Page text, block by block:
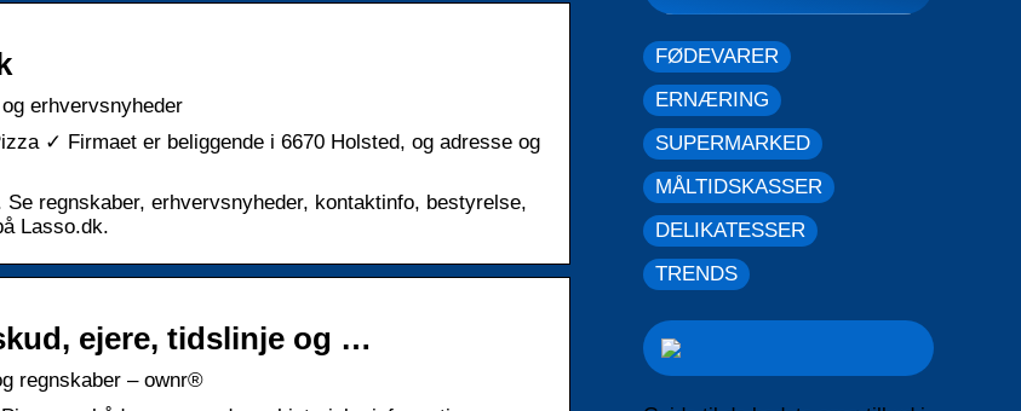
erhvervsnyheder
✓ Firmaet er beliggende i 6670 Holsted, og adresse og
regnskaber, erhvervsnyheder, kontaktinfo, bestyrelse,
Lasso.dk.
ejere, tidslinje og …
regnskaber – ownr®
FØDEVARER
ERNÆRING
SUPERMARKED
MÅLTIDSKASSER
DELIKATESSER
TRENDS